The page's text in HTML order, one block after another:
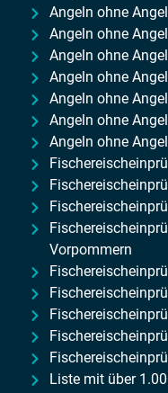
Angeln ohne
Angeln ohne
Angeln ohne
Angeln ohne
Angeln ohne
Angeln ohne
Angeln ohne
Vorpommern
Liste mit über